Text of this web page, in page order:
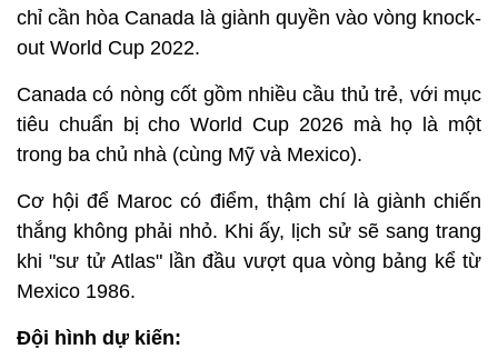
chỉ cần hòa Canada là giành quyền vào vòng knock-
out World Cup 2022.
Canada có nòng cốt gồm nhiều cầu thủ trẻ, với mục
tiêu chuẩn bị cho World Cup 2026 mà họ là một
trong ba chủ nhà (cùng Mỹ và Mexico).
Cơ hội để Maroc có điểm, thậm chí là giành chiến
thắng không phải nhỏ. Khi ấy, lịch sử sẽ sang trang
khi "sư tử Atlas" lần đầu vượt qua vòng bảng kể từ
Mexico 1986.
Đội hình dự kiến: